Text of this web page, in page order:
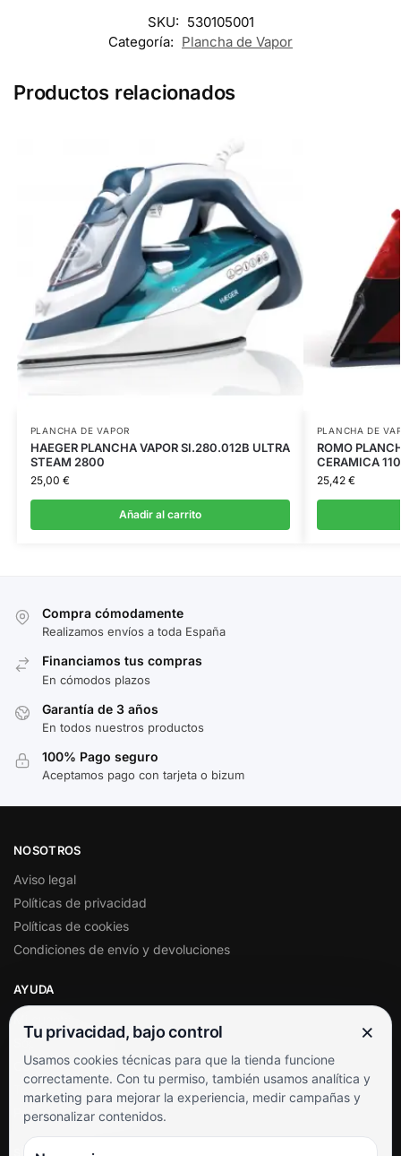
SKU: 530105001
Categoría: Plancha de Vapor
Productos relacionados
PLANCHA DE VAPOR
HAEGER PLANCHA VAPOR SI.280.012B ULTRA
STEAM 2800
25,00 €
Añadir al carrito
PLANCHA DE
ROMO
CERAMICA
25,42 €
Compra cómodamente
Realizamos envíos a toda España
Financiamos tus compras
En cómodos plazos
Garantía de 3 años
En todos nuestros productos
100% Pago seguro
Aceptamos pago con tarjeta o bizum
NOSOTROS
Aviso legal
Políticas de privacidad
Políticas de cookies
Condiciones de envío y devoluciones
AYUDA
Soporte al cliente
Contacto
Términos y condiciones
Preguntas frecuentes
SÍGUENOS
Tu privacidad, bajo control ×
Usamos cookies técnicas para que la tienda funcione
correctamente. Con tu permiso, también usamos analítica y
marketing para mejorar la experiencia, medir campañas y
personalizar contenidos.